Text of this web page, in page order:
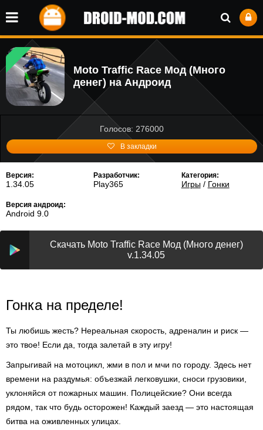
Moto Traffic Race Мод (Много
денег) на Андроид
Голосов: 276000
В закладки
Версия:
1.34.05
Разработчик:
Play365
Категория:
Игры/ Гонки
Версия андроид:
Android 9.0
Скачать Moto Traffic Race Мод (Много денег)
v.1.34.05
Гонка на пределе!
Ты любишь жесть? Нереальная скорость, адреналин и риск —
это твое! Если да, тогда залетай в эту игру!
Запрыгивай на мотоцикл, жми в пол и мчи по городу. Здесь нет
времени на раздумья: объезжай легковушки, сноси грузовики,
уклоняйся от пожарных машин. Полицейские? Они всегда
рядом, так что будь осторожен! Каждый заезд — это настоящая
битва на оживленных улицах.